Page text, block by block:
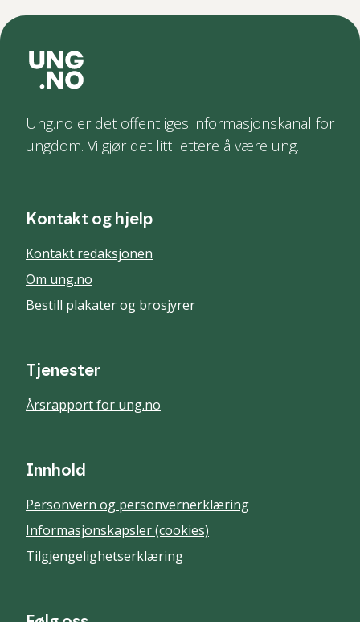
Ung.no er det offentliges informasjonskanal for
ungdom. Vi gjør det litt lettere å være ung.
Kontakt og hjelp
Kontakt redaksjonen
Om ung.no
Bestill plakater og brosjyrer
Tjenester
Årsrapport for ung.no
Innhold
Personvern og personvernerklæring
Informasjonskapsler (cookies)
Tilgjengelighetserklæring